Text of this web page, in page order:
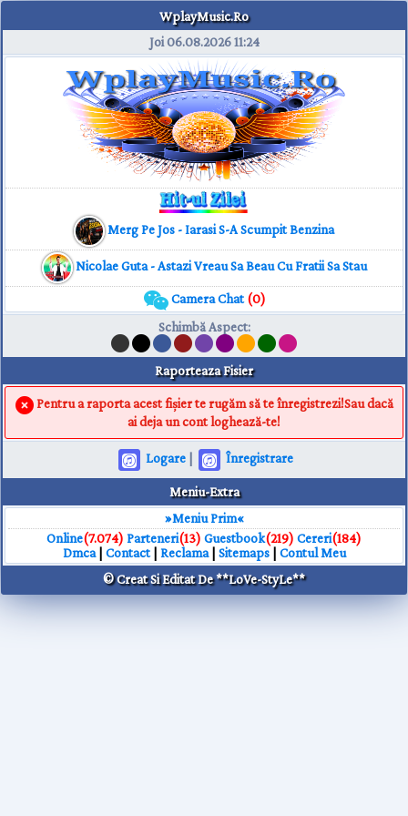
WplayMusic.Ro
Joi 06.08.202611:24
Merg Pe Jos - Iarasi S-A Scumpit Benzina
Nicolae Guta - Astazi Vreau Sa Beau Cu Fratii Sa Stau
Camera Chat(0)
Schimbă Aspect:
Raporteaza Fisier
Pentru a raporta acest fișier te rugăm să te înregistrezi!Sau dacă
ai deja un cont loghează-te!
Logare| Înregistrare
Meniu-Extra
»Meniu Prim«
Online(7.074) Parteneri(13) Guestbook(219) Cereri(184)
Dmca| Contact| Reclama| Sitemaps| Contul Meu
© Creat Si Editat De **LoVe-StyLe**